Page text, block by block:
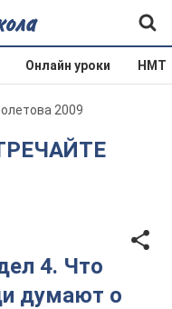
Онлайн уроки НМТ
2009
4. Что
думают о